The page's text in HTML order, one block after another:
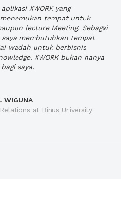
XWORK yang
tempat untuk
lecture Meeting. Sebagai
membutuhkan tempat
wadah untuk berbisnis
XWORK bukan hanya
saya.
WIGUNA
at Binus University